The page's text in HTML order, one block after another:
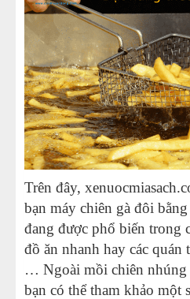
Trên đây,
bạn máy chiên gà đôi
đang được phổ biến trong
đồ ăn nhanh hay các quán
… Ngoài mồi chiên nhúng
bạn có thể tham khảo một